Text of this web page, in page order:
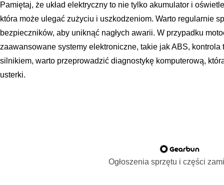
Pamiętaj, że układ elektryczny to nie tylko akumulator i
która może ulegać zużyciu i uszkodzeniom. Warto regularnie
bezpieczników, aby uniknąć nagłych awarii. W przypadku
zaawansowane systemy elektroniczne, takie jak ABS,
silnikiem, warto przeprowadzić diagnostykę komputerową,
usterki.
Ogłoszenia sprzętu i części